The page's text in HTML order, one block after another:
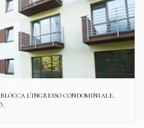
l'ingresso condominiale.